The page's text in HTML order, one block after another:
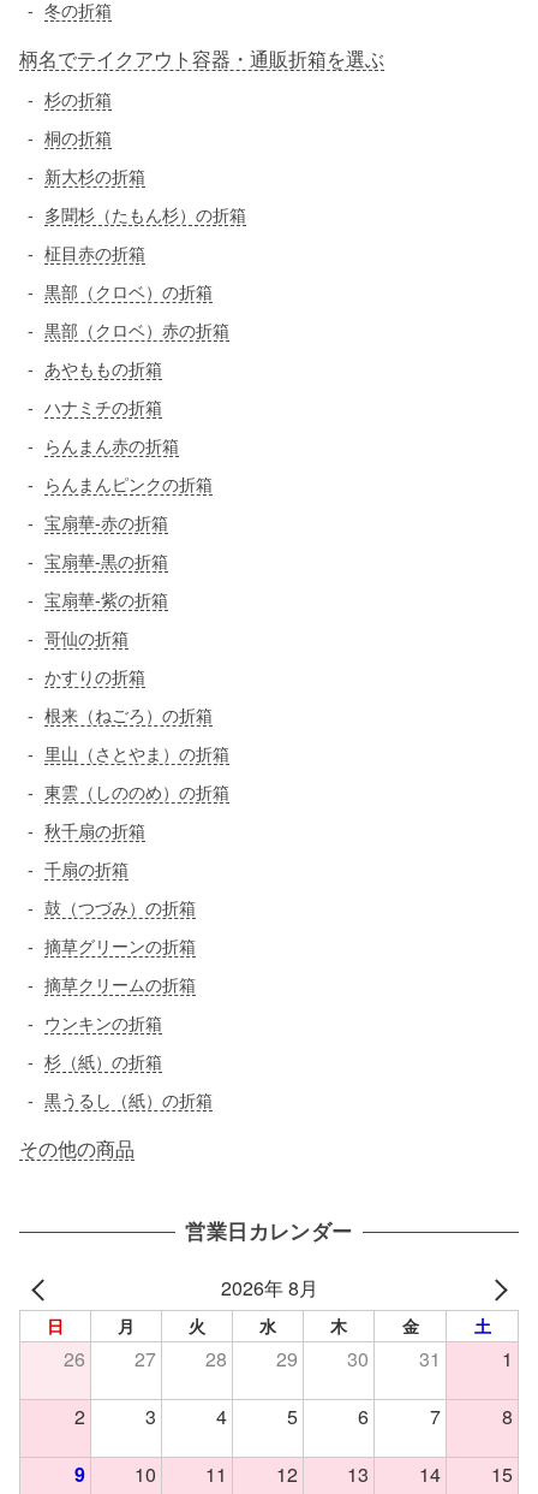
冬の折箱
柄名でテイクアウト容器・通販折箱を選ぶ
杉の折箱
桐の折箱
新大杉の折箱
多聞杉（たもん杉）の折箱
柾目赤の折箱
黒部（クロベ）の折箱
黒部（クロベ）赤の折箱
あやももの折箱
ハナミチの折箱
らんまん赤の折箱
らんまんピンクの折箱
宝扇華-赤の折箱
宝扇華-黒の折箱
宝扇華-紫の折箱
哥仙の折箱
かすりの折箱
根来（ねごろ）の折箱
里山（さとやま）の折箱
東雲（しののめ）の折箱
秋千扇の折箱
千扇の折箱
鼓（つづみ）の折箱
摘草グリーンの折箱
摘草クリームの折箱
ウンキンの折箱
杉（紙）の折箱
黒うるし（紙）の折箱
その他の商品
営業日カレンダー
2026年 8月
日 月 火 水 木 金 土
26 27 28 29 30 31 1
2 3 4 5 6 7 8
9 10 11 12 13 14 15